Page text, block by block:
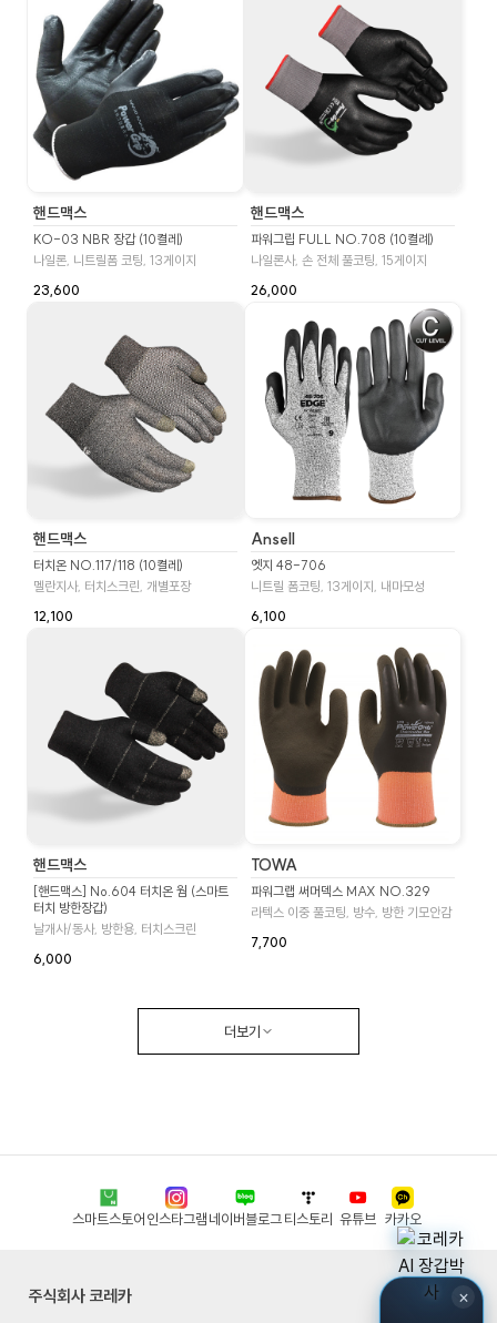
×
핸드맥스
KO-03 NBR 장갑 (10켤레)
나일론, 니트릴폼 코팅, 13게이지
23,600
핸드맥스
파워그립 FULL NO.708 (10켤례)
나일론사, 손 전체 풀코팅, 15게이지
26,000
핸드맥스
터치온 NO.117/118 (10켤레)
멜란지사, 터치스크린, 개별포장
12,100
Ansell
엣지 48-706
니트릴 폼코팅, 13게이지, 내마모성
6,100
핸드맥스
[핸드맥스] No.604 터치온 웜 (스마트
터치 방한장갑)
날개사/동사, 방한용, 터치스크린
6,000
TOWA
파워그랩 써머덱스 MAX NO.329
라텍스 이중 풀코팅, 방수, 방한 기모안감
7,700
더보기
스마트스토어인스타그램네이버블로그티스토리 유튜브 카카오
주식회사 코레카